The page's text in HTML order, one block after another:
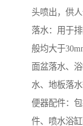
头喷出，供人
落水：用于
般均大于
面盆落水、
水、地板落水
便器配件：
件、喷水浴缸